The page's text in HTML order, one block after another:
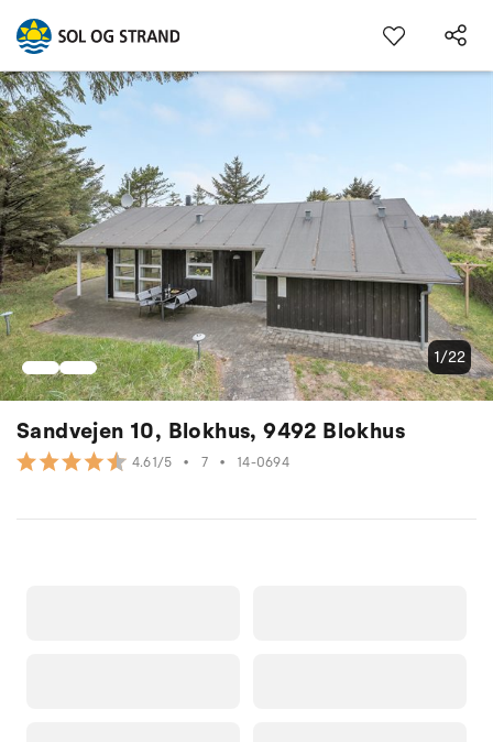
Sandvejen 10, Blokhus, 9492 Blokhus
4.61/5 • 7 • 14-0694
1/22